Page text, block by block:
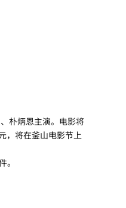
朴炳恩主演。电影将
，将在釜山电影节上